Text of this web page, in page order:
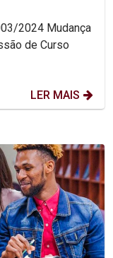
de Curso
LER MAIS